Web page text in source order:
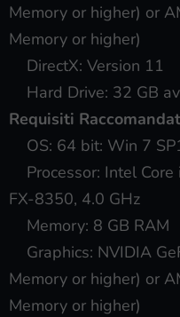
Memory or higher) or
Memory or higher)
DirectX: Version 11
Hard Drive: 32 GB
Requisiti
OS: 64 bit: Win 7
Processor: Intel
FX-8350, 4.0 GHz
Memory: 8 GB RAM
Graphics: NVIDIA
Memory or higher) or
Memory or higher)